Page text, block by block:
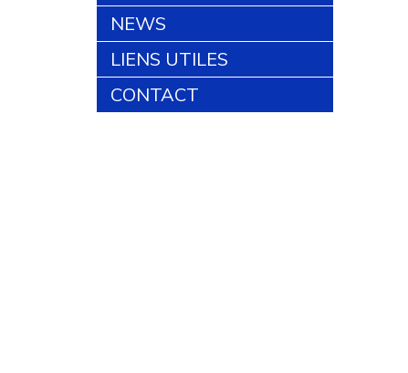
NEWS
LIENS UTILES
CONTACT